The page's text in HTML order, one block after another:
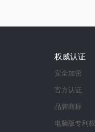
权威认证
安全加密
官方认证
品牌商标
电脑版专利权